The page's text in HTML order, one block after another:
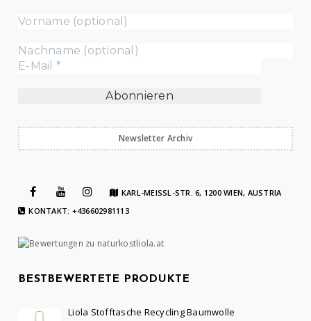
Newsletter Archiv
KARL-MEISSL-STR. 6, 1200 WIEN, AUSTRIA
KONTAKT: +436602981113
BESTBEWERTETE PRODUKTE
Liola Stofftasche Recycling Baumwolle